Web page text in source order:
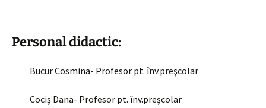
Personal didactic:
Bucur Cosmina- Profesor pt. înv.preşcolar
Cociș Dana- Profesor pt. înv.preşcolar